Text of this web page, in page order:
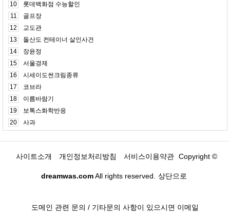
10
롯데백화점 수능할인
11
골프장
12
교도관
13
돌산도 컨테이너 살인사건
14
장윤정
15
서울경제
16
시세이도썬크림종류
17
코브라
18
이름바람기
19
보톡스화학반응
20
사과
사이트소개 개인정보처리방침 서비스이용약관 Copyright ©
dreamwas.comAll rights reserved. 상단으로
도메인 관련 문의 / 기타문의 사항이 있으시면 이메일